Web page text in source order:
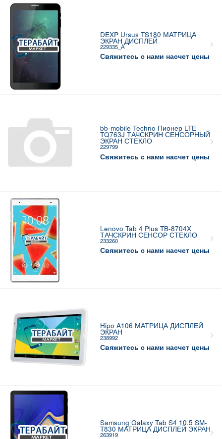
DEXP Ursus TS180 МАТРИЦА
ЭКРАН ДИСПЛЕЙ
229335_A
Свяжитесь с нами насчет цены
bb-mobile Techno Пионер LTE
TQ763J ТАЧСКРИН СЕНСОРНЫЙ
ЭКРАН СТЕКЛО
229799
Свяжитесь с нами насчет цены
Lenovo Tab 4 Plus TB-8704X
ТАЧСКРИН СЕНСОР СТЕКЛО
233260
Свяжитесь с нами насчет цены
Hipo A106 МАТРИЦА ДИСПЛЕЙ
ЭКРАН
238992
Свяжитесь с нами насчет цены
Samsung Galaxy Tab S4 10.5 SM-
T830 МАТРИЦА ДИСПЛЕЙ ЭКРАН
263919